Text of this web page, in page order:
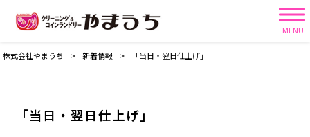
MENU
株式会社やまうち > 新着情報 > 「当日・翌日仕上げ」
「当日・翌日仕上げ」